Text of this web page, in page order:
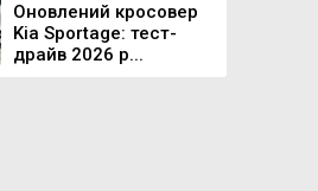
Оновлений кросовер
Kia Sportage: тест-
драйв 2026 р...